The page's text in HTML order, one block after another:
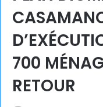
700
RETOUR